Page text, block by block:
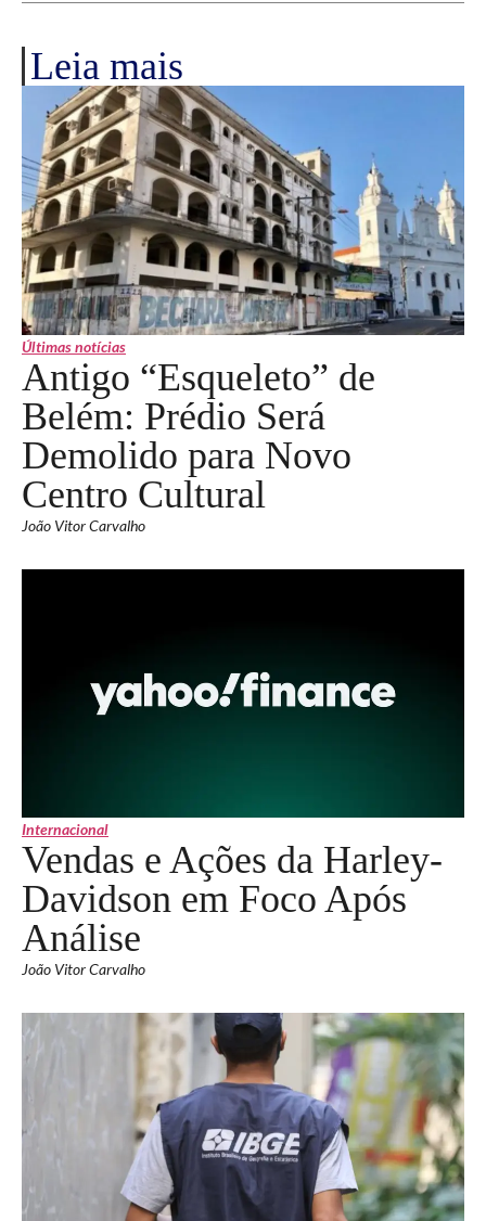
Leia mais
Últimas notícias
Antigo “Esqueleto” de
Belém: Prédio Será
Demolido para Novo
Centro Cultural
João Vitor Carvalho
Internacional
Vendas e Ações da Harley-
Davidson em Foco Após
Análise
João Vitor Carvalho